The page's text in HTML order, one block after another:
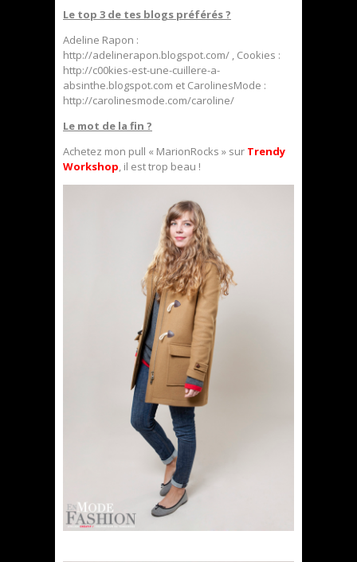
Le top 3 de tes blogs préférés ?
Adeline Rapon :
http://adelinerapon.blogspot.com/ , Cookies :
http://c00kies-est-une-cuillere-a-
absinthe.blogspot.com et CarolinesMode :
http://carolinesmode.com/caroline/
Le mot de la fin ?
Achetez mon pull « MarionRocks » sur Trendy
Workshop, il est trop beau !